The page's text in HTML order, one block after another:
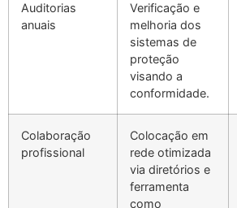
Auditorias
anuais
Verificação e
melhoria dos
sistemas de
proteção
visando a
conformidade.
Colaboração
profissional
Colocação em
rede otimizada
via diretórios e
ferramenta
como